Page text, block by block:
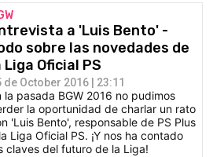
a 'Luis Bento' -
sobre las novedades de
Liga Oficial PS
de October 2016 | 23:11
la pasada BGW 2016 no pudimos
la oportunidad de charlar un rato
'Luis Bento', responsable de PS Plus
Liga Oficial PS. ¡Y nos ha contado
claves del futuro de la Liga!